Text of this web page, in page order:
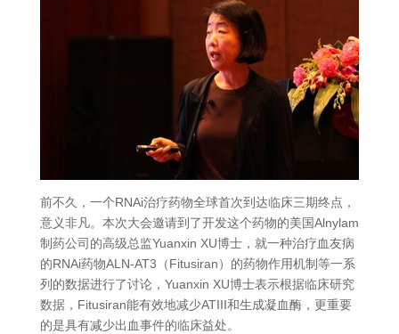
前不久，一个RNAi治疗药物全球首次到达临床三期终点，
意义非凡。本次大会邀请到了开发这个药物的美国Alnylam
制药公司的高级总监Yuanxin XU博士，就一种治疗血友病
的RNAi药物ALN-AT3（Fitusiran）的药物作用机制等一系
列的数据进行了讨论，Yuanxin XU博士表示根据临床研究
数据，Fitusiran能有效地减少ATIII和生成凝血酶，更重要
的是具有减少出血事件的临床益处。